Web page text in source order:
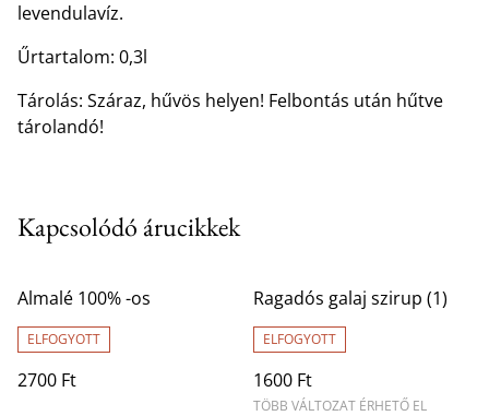
levendulavíz.
Űrtartalom: 0,3l
Tárolás: Száraz, hűvös helyen! Felbontás után hűtve
tárolandó!
Kapcsolódó árucikkek
Almalé 100% -os
ELFOGYOTT
2700 Ft
Ragadós galaj szirup (1)
ELFOGYOTT
1600 Ft
TÖBB VÁLTOZAT ÉRHETŐ EL